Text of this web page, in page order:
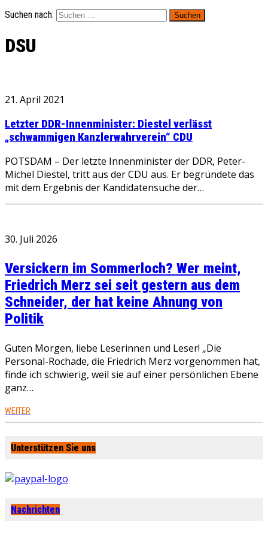
Suchen nach:
DSU
21. April 2021
Letzter DDR-Innenminister: Diestel verlässt
„schwammigen Kanzlerwahrverein“ CDU
POTSDAM – Der letzte Innenminister der DDR, Peter-
Michel Diestel, tritt aus der CDU aus. Er begründete das
mit dem Ergebnis der Kandidatensuche der…
30. Juli 2026
Versickern im Sommerloch? Wer meint,
Friedrich Merz sei seit gestern aus dem
Schneider, der hat keine Ahnung von
Politik
Guten Morgen, liebe Leserinnen und Leser! „Die
Personal-Rochade, die Friedrich Merz vorgenommen hat,
finde ich schwierig, weil sie auf einer persönlichen Ebene
ganz…
WEITER
Unterstützen Sie uns
Nachrichten